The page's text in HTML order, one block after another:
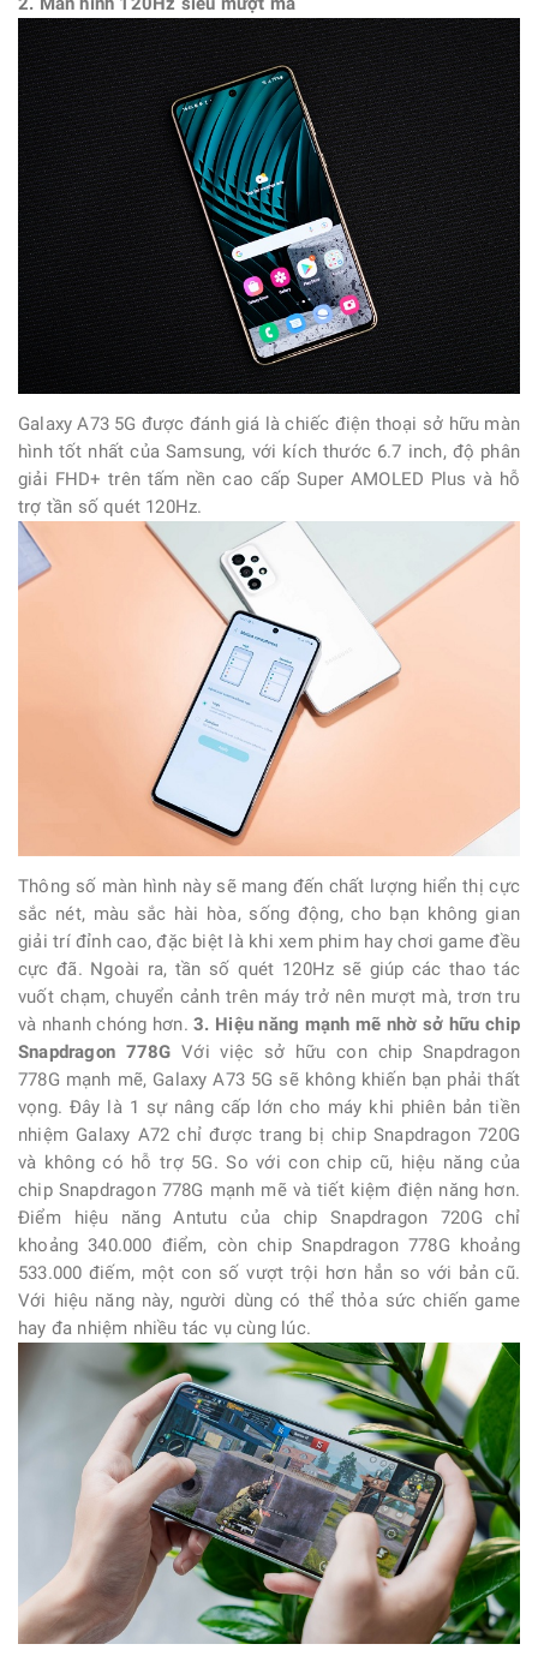
Galaxy A73 5G được đánh giá là chiếc điện thoại sở hữu màn
hình tốt nhất của Samsung, với kích thước 6.7 inch, độ phân
giải FHD+ trên tấm nền cao cấp Super AMOLED Plus và hỗ
trợ tần số quét 120Hz.
Thông số màn hình này sẽ mang đến chất lượng hiển thị cực
sắc nét, màu sắc hài hòa, sống động, cho bạn không gian
giải trí đỉnh cao, đặc biệt là khi xem phim hay chơi game đều
cực đã. Ngoài ra, tần số quét 120Hz sẽ giúp các thao tác
vuốt chạm, chuyển cảnh trên máy trở nên mượt mà, trơn tru
và nhanh chóng hơn.3. Hiệu năng mạnh mẽ nhờ sở hữu chip
Snapdragon 778G Với việc sở hữu con chip Snapdragon
778G mạnh mẽ, Galaxy A73 5G sẽ không khiến bạn phải thất
vọng. Đây là 1 sự nâng cấp lớn cho máy khi phiên bản tiền
nhiệm Galaxy A72 chỉ được trang bị chip Snapdragon 720G
và không có hỗ trợ 5G. So với con chip cũ, hiệu năng của
chip Snapdragon 778G mạnh mẽ và tiết kiệm điện năng hơn.
Điểm hiệu năng Antutu của chip Snapdragon 720G chỉ
khoảng 340.000 điểm, còn chip Snapdragon 778G khoảng
533.000 điếm, một con số vượt trội hơn hẳn so với bản cũ.
Với hiệu năng này, người dùng có thể thỏa sức chiến game
hay đa nhiệm nhiều tác vụ cùng lúc.